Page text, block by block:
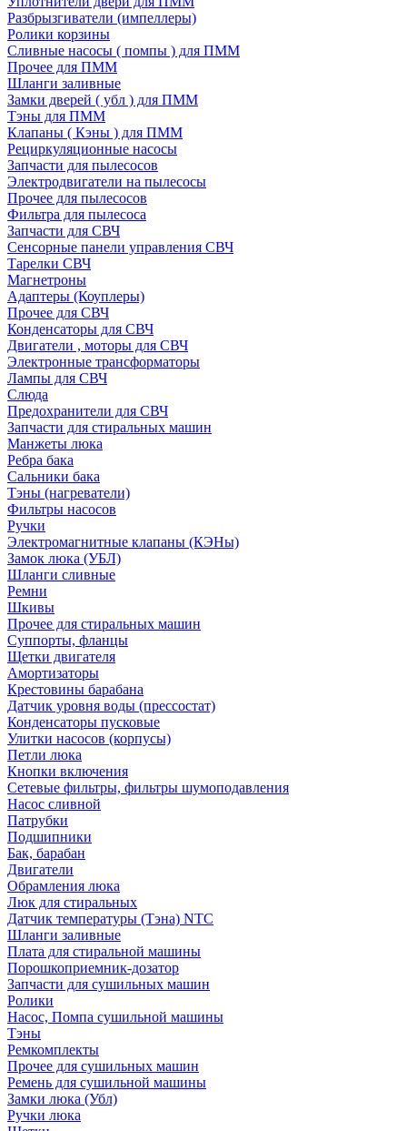
Разбрызгиватели (импеллеры)
Ролики корзины
Сливные насосы ( помпы ) для ПММ
Прочее для ПММ
Шланги заливные
Замки дверей ( убл ) для ПММ
Тэны для ПММ
Клапаны ( Кэны ) для ПММ
Рециркуляционные насосы
Запчасти для пылесосов
Электродвигатели на пылесосы
Прочее для пылесосов
Фильтра для пылесоса
Запчасти для СВЧ
Сенсорные панели управления СВЧ
Тарелки СВЧ
Магнетроны
Адаптеры (Коуплеры)
Прочее для СВЧ
Конденсаторы для СВЧ
Двигатели , моторы для СВЧ
Электронные трансформаторы
Лампы для СВЧ
Слюда
Предохранители для СВЧ
Запчасти для стиральных машин
Манжеты люка
Ребра бака
Сальники бака
Тэны (нагреватели)
Фильтры насосов
Ручки
Электромагнитные клапаны (КЭНы)
Замок люка (УБЛ)
Шланги сливные
Ремни
Шкивы
Прочее для стиральных машин
Суппорты, фланцы
Щетки двигателя
Амортизаторы
Крестовины барабана
Датчик уровня воды (прессостат)
Конденсаторы пусковые
Улитки насосов (корпусы)
Петли люка
Кнопки включения
Сетевые фильтры, фильтры шумоподавления
Насос сливной
Патрубки
Подшипники
Бак, барабан
Двигатели
Обрамления люка
Люк для стиральных
Датчик температуры (Тэна) NTC
Шланги заливные
Плата для стиральной машины
Порошкоприемник-дозатор
Запчасти для сушильных машин
Ролики
Насос, Помпа сушильной машины
Тэны
Ремкомплекты
Прочее для сушильных машин
Ремень для сушильной машины
Замки люка (Убл)
Ручки люка